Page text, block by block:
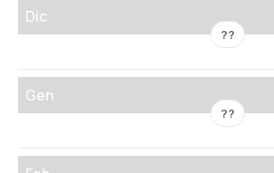
Dic
??
Gen
??